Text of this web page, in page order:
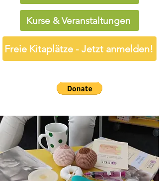
Kurse & Veranstaltungen
Freie Kitaplätze - Jetzt anmelden!